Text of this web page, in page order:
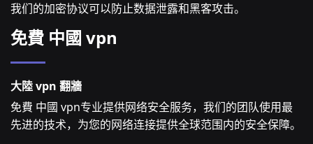
我们的加密协议可以防止数据泄露和黑客攻击。
免費 中國 vpn
大陸 vpn 翻牆
免費 中國 vpn专业提供网络安全服务，我们的团队使用最
先进的技术，为您的网络连接提供全球范围内的安全保障。